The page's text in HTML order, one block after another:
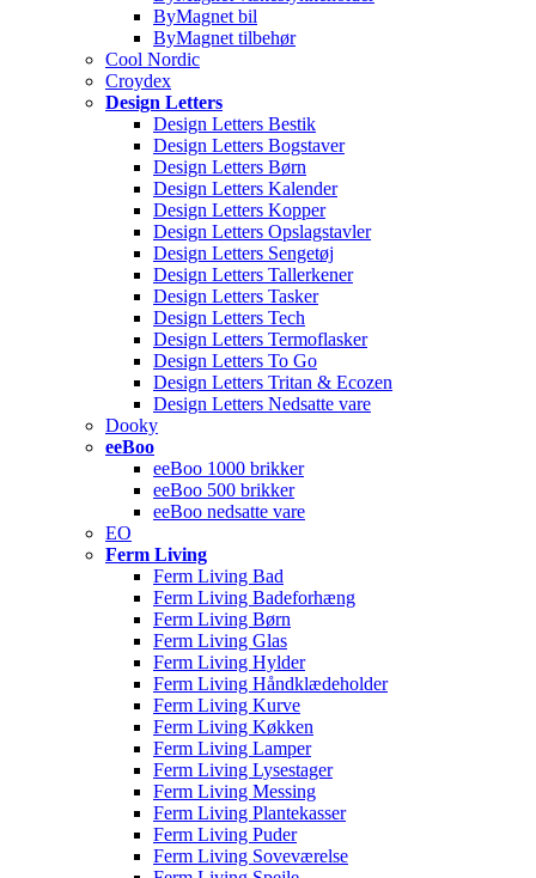
ByMagnet bil
ByMagnet tilbehør
Cool Nordic
Croydex
Design Letters
Design Letters Bestik
Design Letters Bogstaver
Design Letters Børn
Design Letters Kalender
Design Letters Kopper
Design Letters Opslagstavler
Design Letters Sengetøj
Design Letters Tallerkener
Design Letters Tasker
Design Letters Tech
Design Letters Termoflasker
Design Letters To Go
Design Letters Tritan & Ecozen
Design Letters Nedsatte vare
Dooky
eeBoo
eeBoo 1000 brikker
eeBoo 500 brikker
eeBoo nedsatte vare
EO
Ferm Living
Ferm Living Bad
Ferm Living Badeforhæng
Ferm Living Børn
Ferm Living Glas
Ferm Living Hylder
Ferm Living Håndklædeholder
Ferm Living Kurve
Ferm Living Køkken
Ferm Living Lamper
Ferm Living Lysestager
Ferm Living Messing
Ferm Living Plantekasser
Ferm Living Puder
Ferm Living Soveværelse